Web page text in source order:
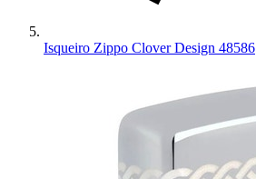
Isqueiro Zippo Clover Design 48586